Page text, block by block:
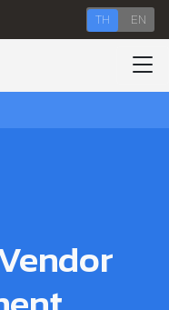
TH EN